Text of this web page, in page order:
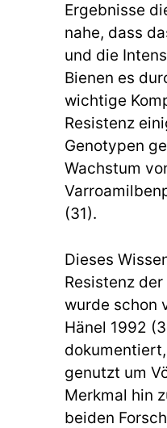
Ergebnisse
nahe, dass
und die
Bienen es
wichtige
Resistenz
Genotypen
Wachstum
(31).
Dieses
Resistenz
wurde schon
Hänel 1992
genutzt um
Merkmal hin
beiden